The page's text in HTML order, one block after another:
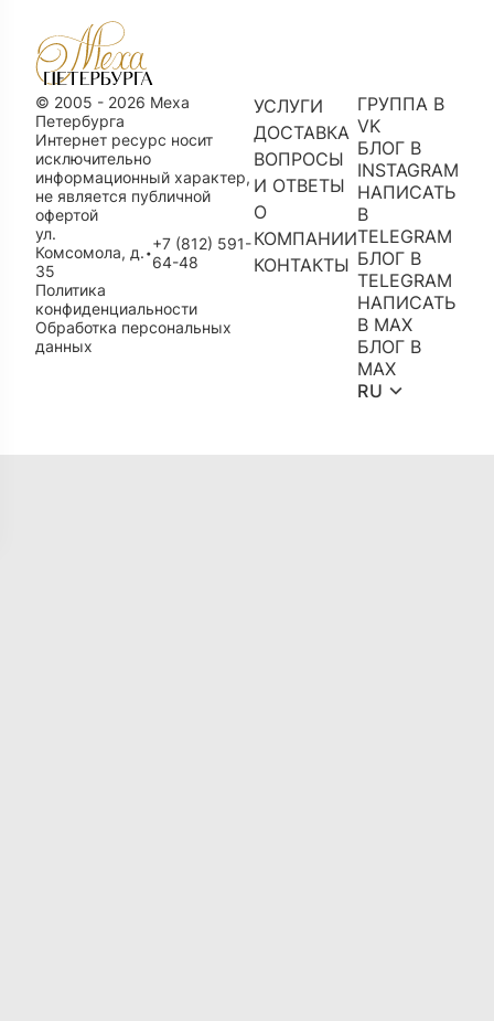
© 2005 - 2026 Меха
Петербурга
Интернет ресурс носит
исключительно
информационный характер,
не является публичной
офертой
ул.
Комсомола, д.
35
•+7 (812) 591-
64-48
Политика
конфиденциальности
Обработка персональных
данных
УСЛУГИ
ДОСТАВКА
ВОПРОСЫ
И ОТВЕТЫ
О
КОМПАНИИ
КОНТАКТЫ
ГРУППА В
VK
БЛОГ В
INSTAGRAM
НАПИСАТЬ
В
TELEGRAM
БЛОГ В
TELEGRAM
НАПИСАТЬ
В MAX
БЛОГ В
MAX
RU